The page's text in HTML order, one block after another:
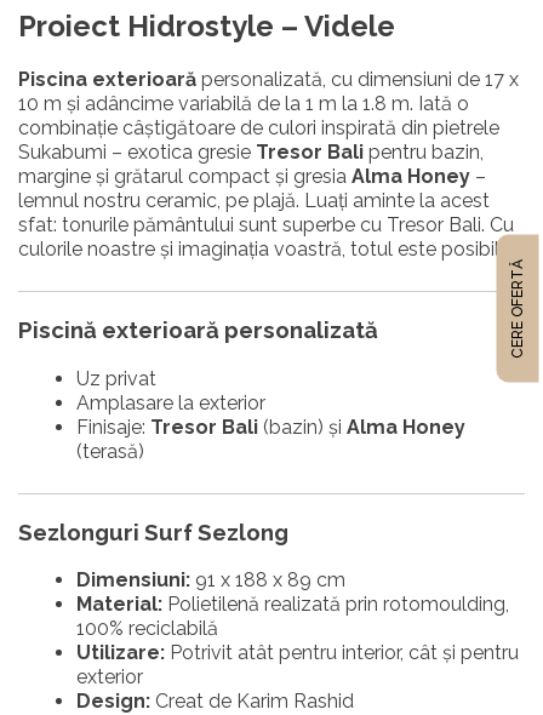
Proiect Hidrostyle – Videle
Piscina exterioară personalizată, cu dimensiuni de 17 x
10 m și adâncime variabilă de la 1 m la 1.8 m. Iată o
combinație câștigătoare de culori inspirată din pietrele
Sukabumi – exotica gresie Tresor Bali pentru bazin,
margine și grătarul compact și gresia Alma Honey –
lemnul nostru ceramic, pe plajă. Luați aminte la acest
sfat: tonurile pământului sunt superbe cu Tresor Bali. Cu
culorile noastre și imaginația voastră, totul este posibil.
Piscină exterioară personalizată
Uz privat
Amplasare la exterior
Finisaje: Tresor Bali (bazin) și Alma Honey
(terasă)
Sezlonguri Surf Sezlong
Dimensiuni: 91 x 188 x 89 cm
Material: Polietilenă realizată prin rotomoulding,
100% reciclabilă
Utilizare: Potrivit atât pentru interior, cât și pentru
exterior
Design: Creat de Karim Rashid
CERE OFERTĂ